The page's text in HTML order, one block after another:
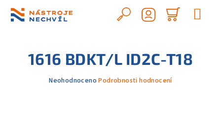
obsah
Hledat
košík
1616 BDKT/L ID2C-T18
Průměrné
Neohodnoceno Podrobnosti hodnocení